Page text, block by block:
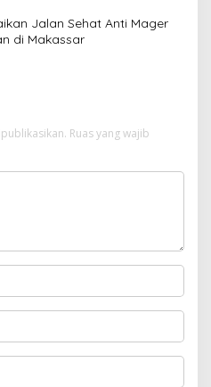
Jalan Sehat Anti Mager
di Makassar
Ruas yang wajib